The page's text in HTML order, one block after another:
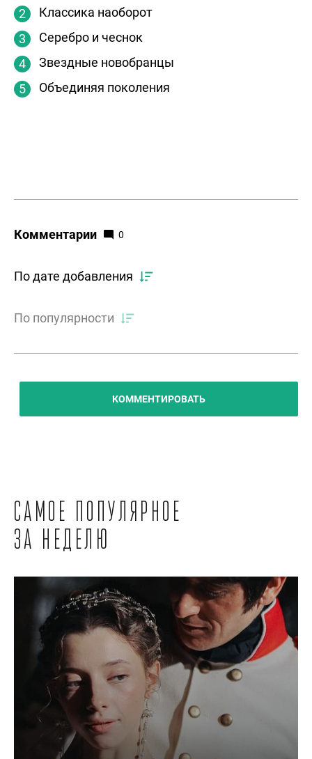
Классика наоборот
Серебро и чеснок
Звездные новобранцы
Объединяя поколения
Комментарии 0
По дате добавления
По популярности
КОММЕНТИРОВАТЬ
Самое популярное
за неделю